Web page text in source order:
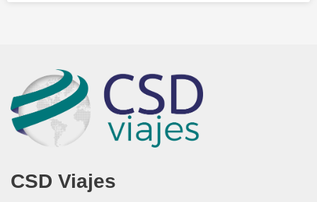
CSD Viajes